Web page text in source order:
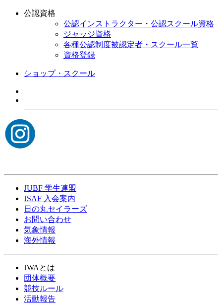
公認資格
公認インストラクター・公認スクール資格
ジャッジ資格
各種公認制度被認定者・スクール一覧
資格登録
ショップ・スクール
JUBF 学生連盟
JSAF 入会案内
日の丸セイラーズ
お問い合わせ
気象情報
海外情報
JWAとは
団体概要
競技ルール
活動報告